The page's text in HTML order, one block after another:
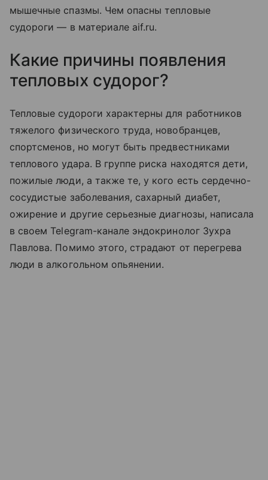
мышечные спазмы. Чем опасны тепловые
судороги — в материале aif.ru.
Какие причины появления
тепловых судорог?
Тепловые судороги характерны для работников
тяжелого физического труда, новобранцев,
спортсменов, но могут быть предвестниками
теплового удара. В группе риска находятся дети,
пожилые люди, а также те, у кого есть сердечно-
сосудистые заболевания, сахарный диабет,
ожирение и другие серьезные диагнозы, написала
в своем Telegram-канале эндокринолог Зухра
Павлова. Помимо этого, страдают от перегрева
люди в алкогольном опьянении.